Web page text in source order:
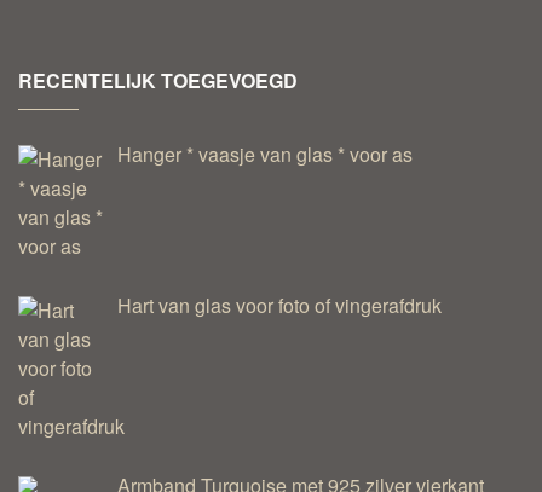
RECENTELIJK TOEGEVOEGD
Hanger * vaasje van glas * voor as
Hart van glas voor foto of vingerafdruk
Armband Turquoise met 925 zilver vierkant